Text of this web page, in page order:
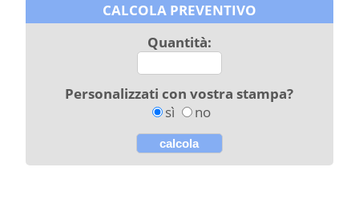
CALCOLA PREVENTIVO
Quantità:
Personalizzati con vostra stampa?
sì
no